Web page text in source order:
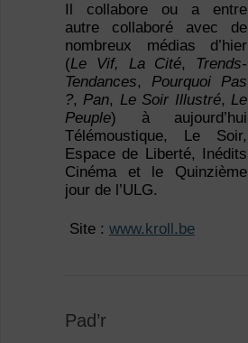
Il collabore ou a entre
autre collaboré avec de
nombreux médias d’hier
(Le Vif, La Cité, Trends-
Tendances,Pourquoi Pas
?,Pan, Le Soir Illustré,Le
Peuple) à aujourd’hui
Télémoustique, Le Soir,
Espace de Liberté, Inédits
Cinéma et le Quinzième
jour de l’ULG.
 Site : www.kroll.be
Pad’r